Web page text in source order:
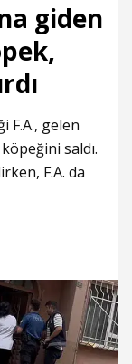
giden
F.A., gelen
saldı.
F.A. da